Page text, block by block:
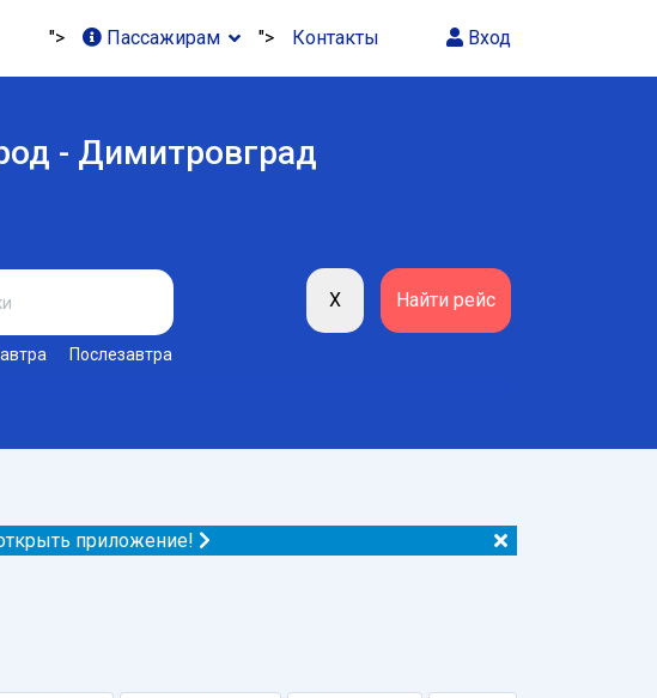
Вход
"> Пассажирам "> Контакты
- Димитровград
Послезавтра
приложение!